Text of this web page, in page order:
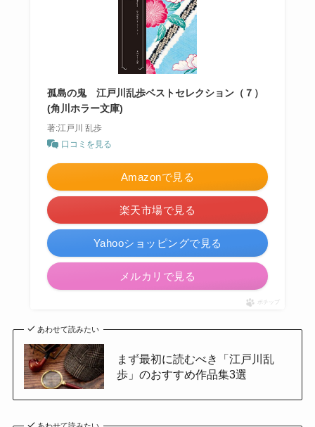
孤島の鬼 江戸川乱歩ベストセレクション（７）
(角川ホラー文庫)
著:江戸川 乱歩
口コミを見る
Amazonで見る
楽天市場で見る
Yahooショッピングで見る
メルカリで見る
ポチップ
あわせて読みたい
まず最初に読むべき「江戸川乱
歩」のおすすめ作品集3選